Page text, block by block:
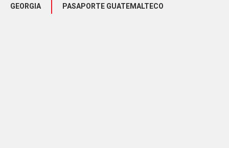
GEORGIA
PASAPORTE GUATEMALTECO